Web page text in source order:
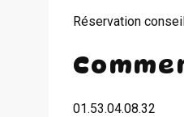
Réservation
01.53.04.08.32